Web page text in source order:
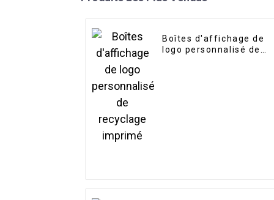
Boîtes d'affichage de
logo personnalisé de